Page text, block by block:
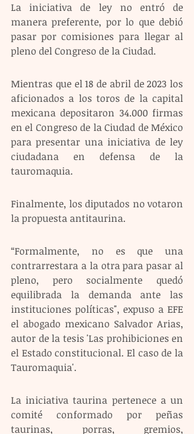
La iniciativa de ley no entró de
manera preferente, por lo que debió
pasar por comisiones para llegar al
pleno del Congreso de la Ciudad.
Mientras que el 18 de abril de 2023 los
aficionados a los toros de la capital
mexicana depositaron 34.000 firmas
en el Congreso de la Ciudad de México
para presentar una iniciativa de ley
ciudadana en defensa de la
tauromaquia.
Finalmente, los diputados no votaron
la propuesta antitaurina.
“Formalmente, no es que una
contrarrestara a la otra para pasar al
pleno, pero socialmente quedó
equilibrada la demanda ante las
instituciones políticas", expuso a EFE
el abogado mexicano Salvador Arias,
autor de la tesis 'Las prohibiciones en
el Estado constitucional. El caso de la
Tauromaquia'.
La iniciativa taurina pertenece a un
comité conformado por peñas
taurinas, porras, gremios,